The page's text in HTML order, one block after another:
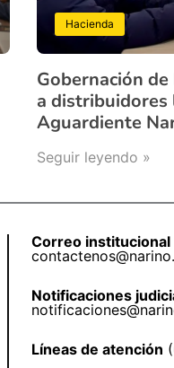
Hacienda
Gobernación
a distribuidores
Aguardiente
Seguir leyendo »
Correo institucional
Notificaciones
Líneas de atención